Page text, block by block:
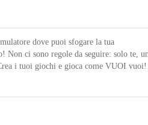
dove puoi sfogare la tua
Non ci sono regole da seguire: solo te,
i tuoi giochi e gioca come VUOI vuoi!